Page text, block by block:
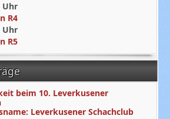
Uhr
R4
Uhr
R5
beim 10. Leverkusener
Leverkusener Schachclub